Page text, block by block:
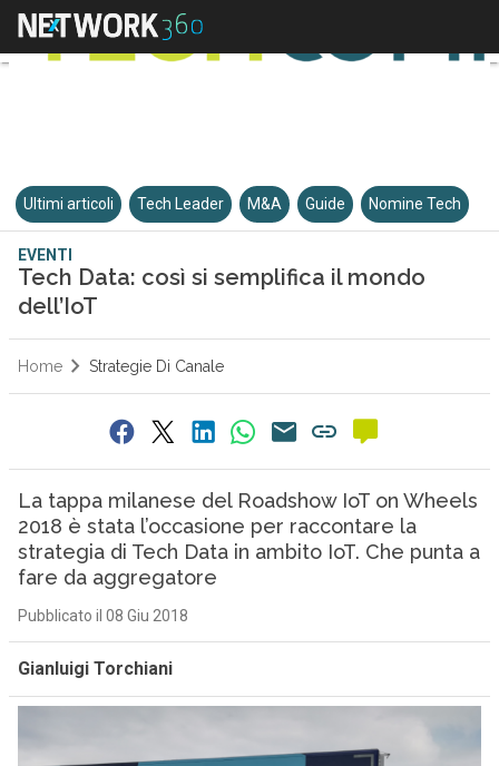
Ultimi articoli Tech Leader M&A Guide Nomine Tech
EVENTI
Tech Data: così si semplifica il mondo
dell’IoT
Home Strategie Di Canale
La tappa milanese del Roadshow IoT on Wheels
2018 è stata l’occasione per raccontare la
strategia di Tech Data in ambito IoT. Che punta a
fare da aggregatore
Pubblicato il 08 Giu 2018
Gianluigi Torchiani